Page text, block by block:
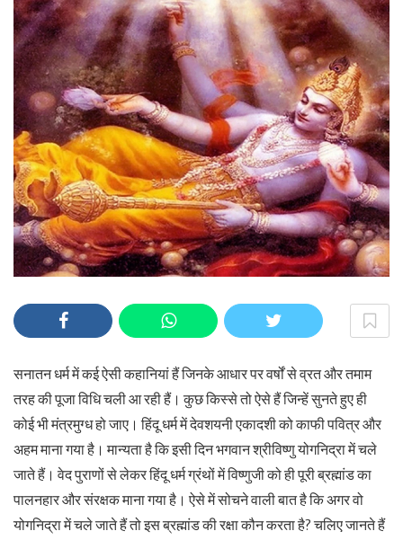
सनातन धर्म में कई ऐसी कहानियां हैं जिनके आधार पर वर्षों से व्रत और तमाम
तरह की पूजा विधि चली आ रही हैं। कुछ किस्से तो ऐसे हैं जिन्हें सुनते हुए ही
कोई भी मंत्रमुग्ध हो जाए। हिंदू धर्म में देवशयनी एकादशी को काफी पवित्र और
अहम माना गया है। मान्यता है कि इसी दिन भगवान श्रीविष्णु योगनिद्रा में चले
जाते हैं। वेद पुराणों से लेकर हिंदू धर्म ग्रंथों में विष्णुजी को ही पूरी ब्रह्मांड का
पालनहार और संरक्षक माना गया है। ऐसे में सोचने वाली बात है कि अगर वो
योगनिद्रा में चले जाते हैं तो इस ब्रह्मांड की रक्षा कौन करता है? चलिए जानते हैं